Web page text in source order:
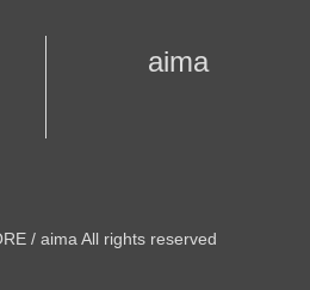
aima
/ aima All rights reserved